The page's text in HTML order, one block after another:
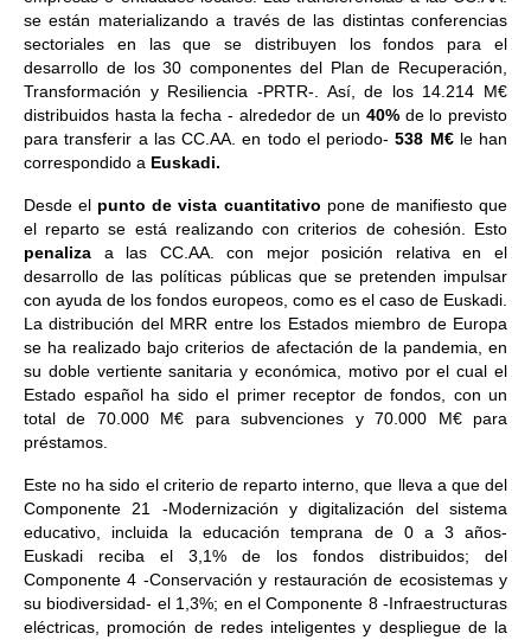
se están materializando a través de las distintas conferencias
sectoriales en las que se distribuyen los fondos para el
desarrollo de los 30 componentes del Plan de Recuperación,
Transformación y Resiliencia -PRTR-. Así, de los 14.214 M€
distribuidos hasta la fecha - alrededor de un 40%de lo previsto
para transferir a las CC.AA. en todo el periodo-538 M€le han
correspondido a Euskadi.
Desde el punto de vista cuantitativo pone de manifiesto que
el reparto se está realizando con criterios de cohesión. Esto
penaliza a las CC.AA. con mejor posición relativa en el
desarrollo de las políticas públicas que se pretenden impulsar
con ayuda de los fondos europeos, como es el caso de Euskadi.
La distribución del MRR entre los Estados miembro de Europa
se ha realizado bajo criterios de afectación de la pandemia, en
su doble vertiente sanitaria y económica, motivo por el cual el
Estado español ha sido el primer receptor de fondos, con un
total de 70.000 M€ para subvenciones y 70.000 M€ para
préstamos.
Este no ha sido el criterio de reparto interno, que lleva a que del
Componente 21 -Modernización y digitalización del sistema
educativo, incluida la educación temprana de 0 a 3 años-
Euskadi reciba el 3,1% de los fondos distribuidos; del
Componente 4 -Conservación y restauración de ecosistemas y
su biodiversidad- el 1,3%; en el Componente 8 -Infraestructuras
eléctricas, promoción de redes inteligentes y despliegue de la